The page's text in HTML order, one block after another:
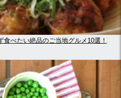
べたい絶品のご当地グルメ10選！